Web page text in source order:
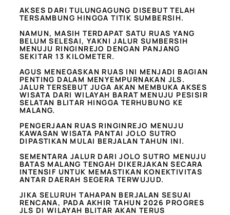
AKSES DARI TULUNGAGUNG DISEBUT TELAH
TERSAMBUNG HINGGA TITIK SUMBERSIH.
NAMUN, MASIH TERDAPAT SATU RUAS YANG
BELUM SELESAI, YAKNI JALUR SUMBERSIH
MENUJU RINGINREJO DENGAN PANJANG
SEKITAR 13 KILOMETER.
AGUS MENEGASKAN RUAS INI MENJADI BAGIAN
PENTING DALAM MENYEMPURNAKAN JLS.
JALUR TERSEBUT JUGA AKAN MEMBUKA AKSES
WISATA DARI WILAYAH BARAT MENUJU PESISIR
SELATAN BLITAR HINGGA TERHUBUNG KE
MALANG.
PENGERJAAN RUAS RINGINREJO MENUJU
KAWASAN WISATA PANTAI JOLO SUTRO
DIPASTIKAN MULAI BERJALAN TAHUN INI.
SEMENTARA JALUR DARI JOLO SUTRO MENUJU
BATAS MALANG TENGAH DIKERJAKAN SECARA
INTENSIF UNTUK MEMASTIKAN KONEKTIVITAS
ANTAR DAERAH SEGERA TERWUJUD.
JIKA SELURUH TAHAPAN BERJALAN SESUAI
RENCANA, PADA AKHIR TAHUN 2026 PROGRES
JLS DI WILAYAH BLITAR AKAN TERUS